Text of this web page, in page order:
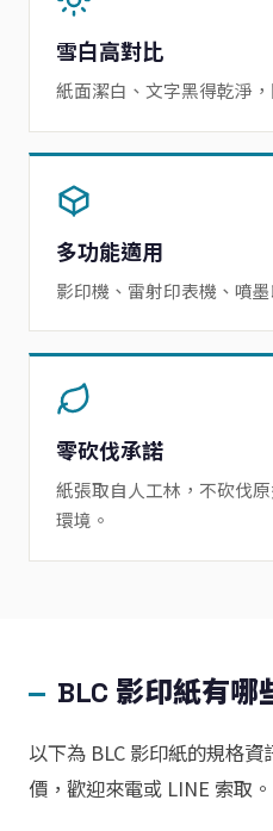
雪白高對比
紙面潔白、文字黑得乾淨
多功能適用
影印機、雷射印表機、噴
零砍伐承諾
紙張取自人工林，不砍伐
環境。
BLC 影印紙有哪
以下為 BLC 影印紙的規格
價，歡迎來電或 LINE 索取。